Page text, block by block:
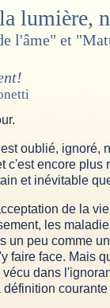
lumière,
l'âme" et
oublié, ignoré,
c'est encore plus
et inévitable
de la
les
un peu comme
faire face. Mais
dans